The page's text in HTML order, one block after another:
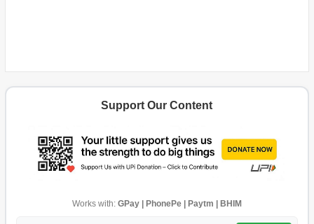
Support Our Content
Works with: GPay | PhonePe | Paytm | BHIM